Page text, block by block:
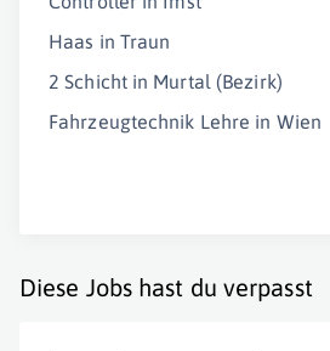
Haas in Traun
2 Schicht in Murtal (Bezirk)
Fahrzeugtechnik Lehre in Wien
Diese Jobs hast du verpasst